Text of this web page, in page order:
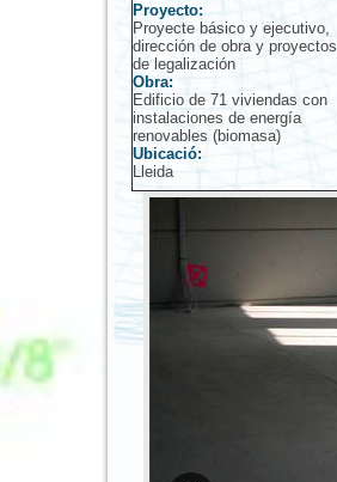
Proyecto:
Proyecte básico y ejecutivo,
dirección de obra y proyectos
de legalización
Obra:
Edificio de 71 viviendas con
instalaciones de energía
renovables (biomasa)
Ubicació:
Lleida